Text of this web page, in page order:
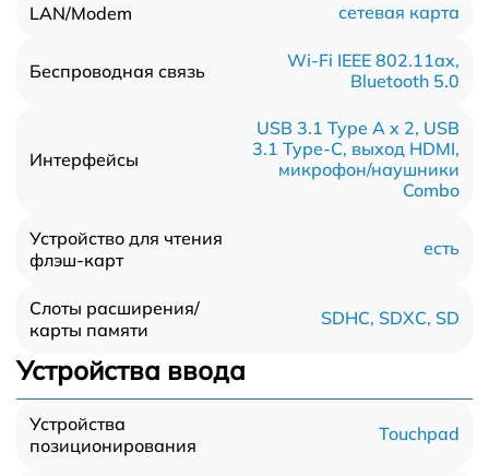
LAN/Modem сетевая карта
Беспроводная связь
Wi-Fi IEEE 802.11ax,
Bluetooth 5.0
Интерфейсы
USB 3.1 Type A x 2, USB
3.1 Type-С, выход HDMI,
микрофон/наушники
Combo
Устройство для чтения
флэш-карт
есть
Слоты расширения/
карты памяти
SDHC, SDXC, SD
Устройства ввода
Устройства
позиционирования
Touchpad